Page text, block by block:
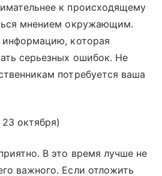
к происходящему
мнением окружающим.
информацию, которая
серьезных ошибок. Не
потребуется ваша
октября)
В это время лучше не
важного. Если отложить